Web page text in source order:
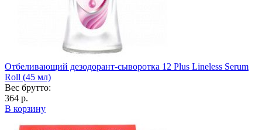
Отбеливающий дезодорант-сыворотка 12 Plus Lineless Serum
Roll (45 мл)
Вес брутто:
364 р.
В корзину